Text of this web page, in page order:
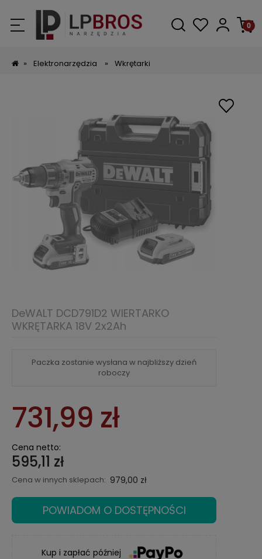
» Elektronarzędzia » Wkrętarki
Paczka zostanie wysłana w najbliższy dzień
roboczy
DeWALT DCD791D2 WIERTARKO
WKRĘTARKA 18V 2x2Ah
731,99 zł
Cena netto:
595,11 zł
Cena w innych sklepach: 979,00 zł
POWIADOM O DOSTĘPNOŚCI
Kup i zapłać później